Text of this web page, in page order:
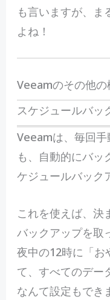
も言いますが、ま
よね！
Veeamのその他の
スケジュールバッ
Veeamは、毎回
も、自動的にバッ
ケジュールバック
これを使えば、決
バックアップを取
夜中の12時に「お
て、すべてのデー
なんて設定もでき